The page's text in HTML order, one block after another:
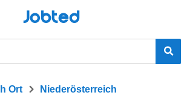
Jobted
Ort> Niederösterreich